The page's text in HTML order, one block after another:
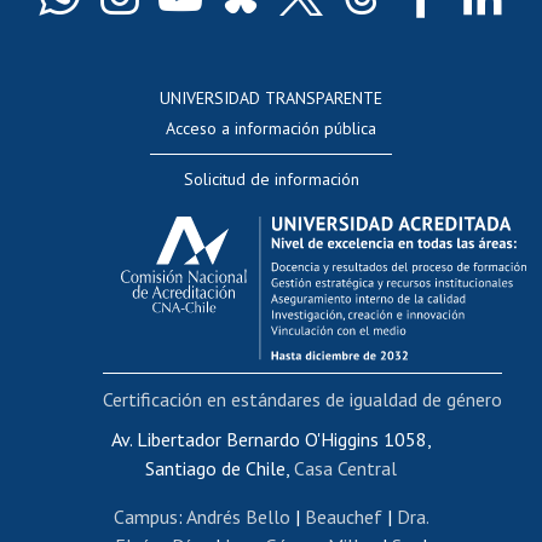
Docentes
Evaluación docente
Calificación académica
Postulación al AUCAI
Funcionarias/os
Cursos internos de capacitación
Bienestar del personal
Portal de movilidad interna
Certificado de renta
Certificado de renta honorarios
Editar páginas blancas
UNIVERSIDAD TRANSPARENTE
Acceso a información pública
Solicitud de información
Av. Libertador Bernardo O'Higgins 1058,
Santiago de Chile, Casa Central
Campus: Andrés Bello | Beauchef| Dra.
Certificación en estándares de igualdad de género